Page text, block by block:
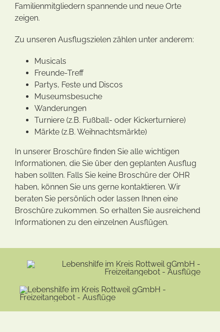
Familienmitgliedern spannende und neue Orte
zeigen.
Zu unseren Ausflugszielen zählen unter anderem:
Musicals
Freunde-Treff
Partys, Feste und Discos
Museumsbesuche
Wanderungen
Turniere (z.B. Fußball- oder Kickerturniere)
Märkte (z.B. Weihnachtsmärkte)
In unserer Broschüre finden Sie alle wichtigen
Informationen, die Sie über den geplanten Ausflug
haben sollten. Falls Sie keine Broschüre der OHR
haben, können Sie uns gerne kontaktieren. Wir
beraten Sie persönlich oder lassen Ihnen eine
Broschüre zukommen. So erhalten Sie ausreichend
Informationen zu den einzelnen Ausflügen.